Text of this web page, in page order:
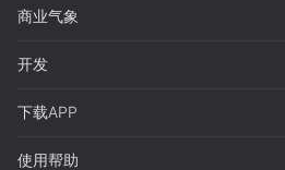
商业气象
开发
下载APP
使用帮助